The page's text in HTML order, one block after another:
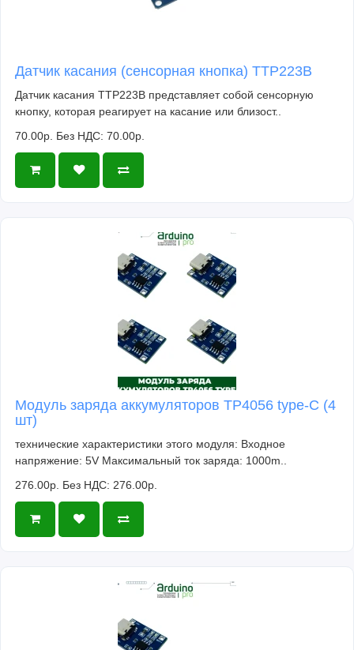
Датчик касания (сенсорная кнопка) TTP223B
Датчик касания TTP223B представляет собой сенсорную
кнопку, которая реагирует на касание или близост..
70.00р. Без НДС: 70.00р.
Модуль заряда аккумуляторов TP4056 type-C (4
шт)
технические характеристики этого модуля: Входное
напряжение: 5V Максимальный ток заряда: 1000m..
276.00р. Без НДС: 276.00р.